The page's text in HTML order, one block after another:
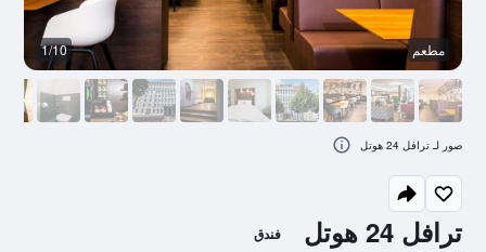
ترافل 24 هوتل فندق
مطعم 1/10
صور لـ ترافل 24 هوتل